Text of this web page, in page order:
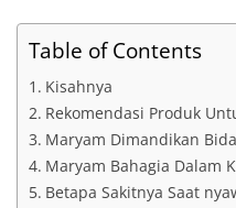
Table of Contents
Kisahnya
Rekomendasi Produk
Maryam Dimandikan
Maryam Bahagia Dalam
Betapa Sakitnya Saat